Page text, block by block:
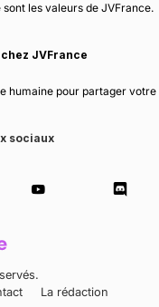
les valeurs de JVFrance.
JVFrance
humaine pour partager votre
sociaux
La rédaction